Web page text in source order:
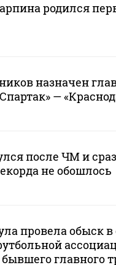
родился
назначен
—
после ЧМ и
не обошлось
провела обыск в
главного